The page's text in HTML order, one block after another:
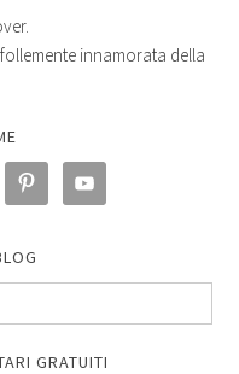
innamorata della
GRATUITI